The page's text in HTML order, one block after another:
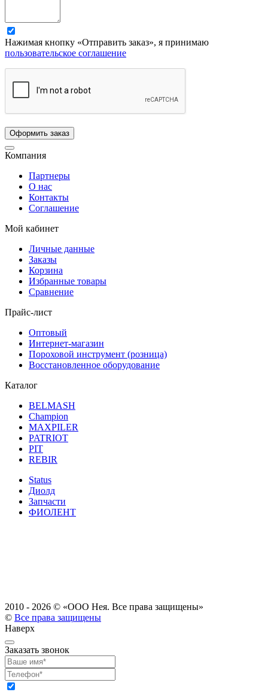
Нажимая кнопку «Отправить заказ», я принимаю
пользовательское соглашение
Компания
Партнеры
О нас
Контакты
Соглашение
Мой кабинет
Личные данные
Заказы
Корзина
Избранные товары
Сравнение
Прайс-лист
Оптовый
Интернет-магазин
Пороховой инструмент (розница)
Восстановленное оборудование
Каталог
BELMASH
Champion
MAXPILER
PATRIOT
PIT
REBIR
Status
Диолд
Запчасти
ФИОЛЕНТ
2010 - 2026 © «ООО Нея. Все права защищены»
© Все права защищены
Наверх
Заказать звонок